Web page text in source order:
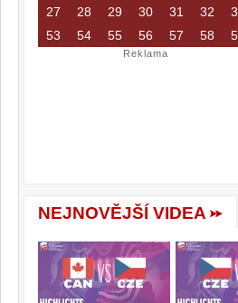
27 28 29 30 31 32
53
54 55 56 57 58
Reklama
NEJNOVĚJŠÍ VIDEA